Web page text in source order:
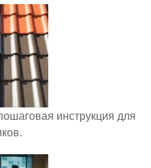
инструкция для